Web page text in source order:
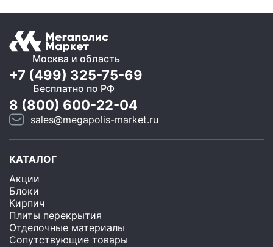
Москва и область
+7 (499) 325-75-69
Бесплатно по РФ
8 (800) 600-22-04
sales@megapolis-market.ru
КАТАЛОГ
Акции
Блоки
Кирпич
Плиты перекрытия
Отделочные материалы
Сопутствующие товары